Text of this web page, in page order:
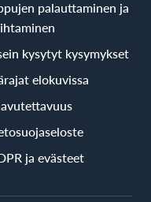
palauttaminen ja
kysytyt kysymykset
elokuvissa
ja evästeet